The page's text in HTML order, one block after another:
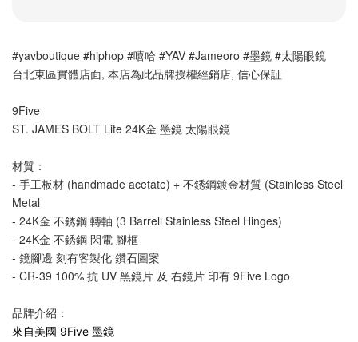
#yavboutique #hiphop #嘻哈 #YAV #Jameoro #墨鏡 #太陽眼鏡
台北東區實體店面, 本店為此品牌授權經銷店, 信心保証
9Five
ST. JAMES BOLT Lite 24K金 墨鏡 太陽眼鏡
材質：
- 手工板材 (handmade acetate) + 不銹鋼鍍金材質 (Stainless Steel
Metal
- 24K金 不銹鋼 轉軸 (3 Barrell Stainless Steel Hinges)
- 24K金 不銹鋼 閃電 腳框
- 鏡腳邊 刻有客製化 鑽石圖案
- CR-39 100% 抗 UV 黑鏡片 及 右鏡片 印有 9Five Logo
品牌介紹：
來自美國 9Five 墨鏡